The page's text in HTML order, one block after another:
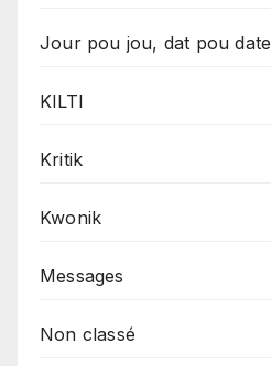
Jour pou jou, dat pou date
KILTI
Kritik
Kwonik
Messages
Non classé